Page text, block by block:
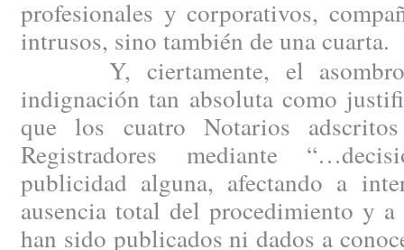
profesionales y corporativos,
intrusos, sino también de una cuarta.
Y, ciertamente, el asombro
indignación tan absoluta como
que los cuatro Notarios
Registradores mediante
publicidad alguna, afectando a
ausencia total del procedimiento y
han sido publicados ni dados a